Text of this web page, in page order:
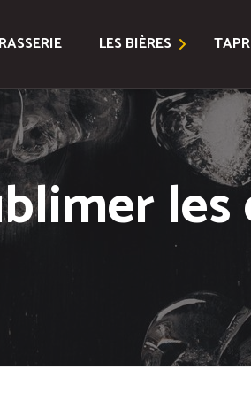
LES BIÈRES
Bières Classiques
Bières Spéciales
Coffrets